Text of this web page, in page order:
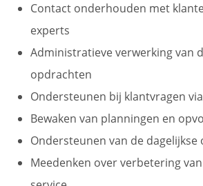
Contact onderhouden met
experts
Administratieve verwerking van
opdrachten
Ondersteunen bij klantvragen
Bewaken van planningen en
Ondersteunen van de dagelijkse
Meedenken over verbetering